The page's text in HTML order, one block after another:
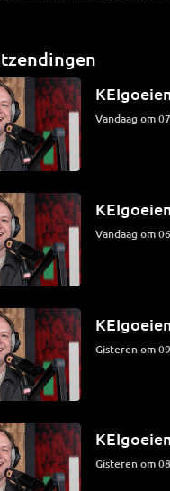
Vandaag om
Vandaag om
Gisteren om
Gisteren om